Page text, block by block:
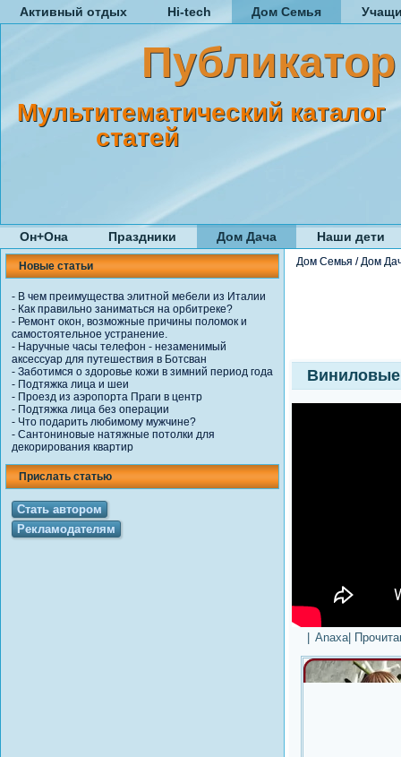
Активный отдых Hi-tech Дом Семья
Публикатор
Мультитематический каталог
статей
Он+Она Праздники Дом Дача Наши дети
Новые статьи
- В чем преимущества элитной мебели из Италии
- Как правильно заниматься на орбитреке?
- Ремонт окон, возможные причины поломок и
самостоятельное устранение.
- Наручные часы телефон - незаменимый
аксессуар для путешествия в Ботсван
- Заботимся о здоровье кожи в зимний период года
- Подтяжка лица и шеи
- Проезд из аэропорта Праги в центр
- Подтяжка лица без операции
- Что подарить любимому мужчине?
- Сантониновые натяжные потолки для
декорирования квартир
Прислать статью
Стать автором
Рекламодателям
Дом Семья /Дом
Anaxa|